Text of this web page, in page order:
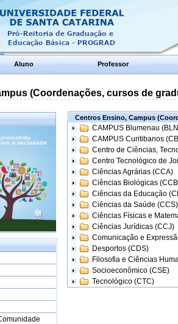
Aluno Professor
(Coordenações, cursos de
Centros Ensino, Campus
CAMPUS Blumenau
CAMPUS Curitibanos
Centro de Ciências,
Centro Tecnológico de
Ciências Agrárias (CCA)
Ciências Biológicas
Ciências da Educação
Ciências da Saúde (CCS)
Ciências Físicas e
Ciências Jurídicas (CCJ)
Comunicação e
Desportos (CDS)
Filosofia e Ciências
Socioeconômico (CSE)
Tecnológico (CTC)